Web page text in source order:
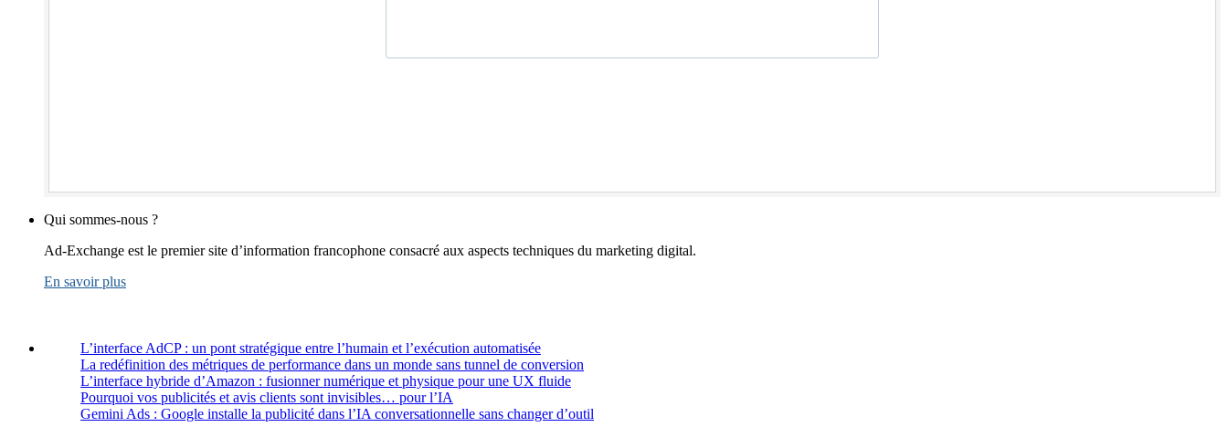
Qui sommes-nous ?
Ad-Exchange est le premier site d’information francophone consacré aux aspects techniques du marketing digital.
En savoir plus
L’interface AdCP : un pont stratégique entre l’humain et l’exécution automatisée
La redéfinition des métriques de performance dans un monde sans tunnel de conversion
L’interface hybride d’Amazon : fusionner numérique et physique pour une UX fluide
Pourquoi vos publicités et avis clients sont invisibles… pour l’IA
Gemini Ads : Google installe la publicité dans l’IA conversationnelle sans changer d’outil